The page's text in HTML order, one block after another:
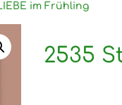
im Frühling
2535